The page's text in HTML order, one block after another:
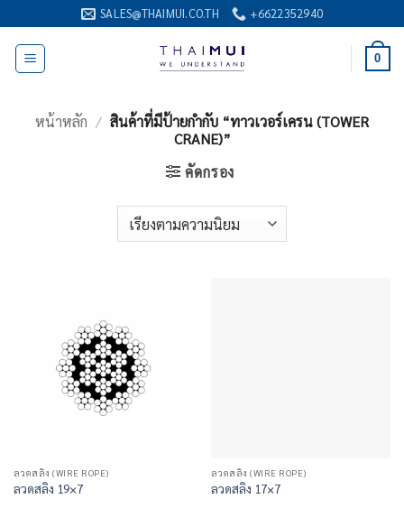
ไป
เนื้อหา
SALES@THAIMUI.CO.TH +6622352940
0
หน้าหลัก / สินค้าที่มีป้ายกำกับ “ทาวเวอร์เครน (TOWER
CRANE)”
คัดกรอง
ลวดสลิง (WIRE ROPE)
ลวดสลิง 19×7
ลวดสลิง (WIRE ROPE)
ลวดสลิง 17×7